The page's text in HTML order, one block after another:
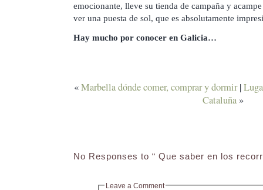
emocionante, lleve su tienda de campaña y
ver una puesta de sol, que es absolutamente
Hay mucho por conocer en Galicia…
«Marbella dónde comer, comprar y dormir|
Cataluña »
No Responses to “ Que saber en los
Leave a Comment